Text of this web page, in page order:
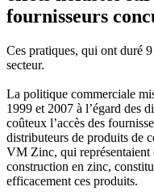
fournisseurs
Ces pratiques, qui ont duré
secteur.
La politique commerciale
1999 et 2007 à l’égard des
coûteux l’accès des
distributeurs de produits de
VM Zinc, qui représentaient
construction en zinc,
efficacement ces produits.